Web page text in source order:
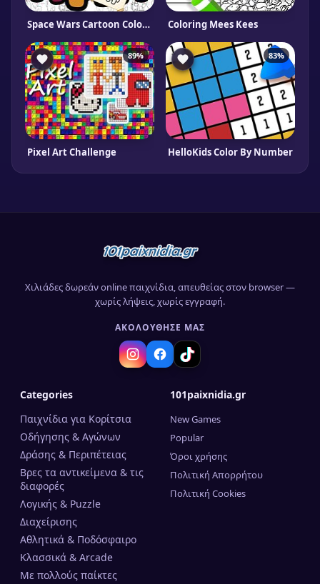
Space Wars Cartoon Coloring Coloring Mees Kees
89%
Pixel Art Challenge
83%
HelloKids Color By Number
Χιλιάδες δωρεάν online παιχνίδια, απευθείας στον browser —
χωρίς λήψεις, χωρίς εγγραφή.
ΑΚΟΛΟΎΘΗΣΈ ΜΑΣ
Categories
Παιχνίδια για Κορίτσια
Οδήγησης & Αγώνων
Δράσης & Περιπέτειας
Βρες τα αντικείμενα & τις
διαφορές
Λογικής & Puzzle
Διαχείρισης
Αθλητικά & Ποδόσφαιρο
Κλασσικά & Arcade
Mε πολλούς παίκτες
101paixnidia.gr
New Games
Popular
Όροι χρήσης
Πολιτική Απορρήτου
Πολιτική Cookies